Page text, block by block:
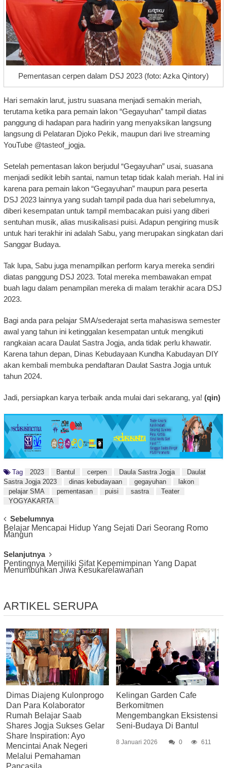
Pementasan cerpen dalam DSJ 2023 (foto: Azka Qintory)
Hari semakin larut, justru suasana menjadi semakin meriah,
terutama ketika para pemain lakon “Gegayuhan” tampil diatas
panggung di hadapan para hadirin yang menyaksikan langsung
langsung di Pelataran Djoko Pekik, maupun dari live streaming
YouTube @tasteof_jogja.
Setelah pementasan lakon berjudul “Gegayuhan” usai, suasana
menjadi sedikit lebih santai, namun tetap tidak kalah meriah. Hal ini
karena para pemain lakon “Gegayuhan” maupun para peserta
DSJ 2023 lainnya yang sudah tampil pada dua hari sebelumnya,
diberi kesempatan untuk tampil membacakan puisi yang diberi
sentuhan musik, alias musikalisasi puisi. Adapun pengiring musik
untuk hari terakhir ini adalah Sabu, yang merupakan singkatan dari
Sanggar Budaya.
Tak lupa, Sabu juga menampilkan perform karya mereka sendiri
diatas panggung DSJ 2023. Total mereka membawakan empat
buah lagu dalam penampilan mereka di malam terakhir acara DSJ
2023.
Bagi anda para pelajar SMA/sederajat serta mahasiswa semester
awal yang tahun ini ketinggalan kesempatan untuk mengikuti
rangkaian acara Daulat Sastra Jogja, anda tidak perlu khawatir.
Karena tahun depan, Dinas Kebudayaan Kundha Kabudayan DIY
akan kembali membuka pendaftaran Daulat Sastra Jogja untuk
tahun 2024.
Jadi, persiapkan karya terbaik anda mulai dari sekarang, ya! (qin)
Tag 2023 Bantul cerpen Daula Sastra Jogja
Daulat
Sastra Jogja 2023
dinas kebudayaan gegayuhan
lakon
pelajar SMA
pementasan puisi sastra
Teater
YOGYAKARTA
Post
Navigation
Sebelumnya
Belajar Mencapai Hidup Yang Sejati Dari Seorang Romo
Mangun
Selanjutnya
Pentingnya Memiliki Sifat Kepemimpinan Yang Dapat
Menumbuhkan Jiwa Kesukarelawanan
ARTIKEL SERUPA
Dimas Diajeng Kulonprogo
Dan Para Kolaborator
Rumah Belajar Saab
Shares Jogja Sukses Gelar
Share Inspiration: Ayo
Mencintai Anak Negeri
Melalui Pemahaman
Pancasila
Kelingan Garden Cafe
Berkomitmen
Mengembangkan Eksistensi
Seni-Budaya Di Bantul
8 Januari 2026 0 611